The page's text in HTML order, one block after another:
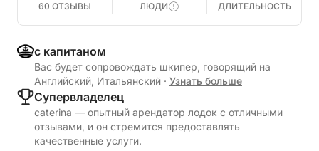
60 ОТЗЫВЫ ЛЮДИ ДЛИТЕЛЬНОСТЬ
с капитаном
Вас будет сопровождать шкипер, говорящий на
Английский, Итальянский · Узнать больше
Cупервладелец
caterina — опытный арендатор лодок с отличными
отзывами, и он стремится предоставлять
качественные услуги.